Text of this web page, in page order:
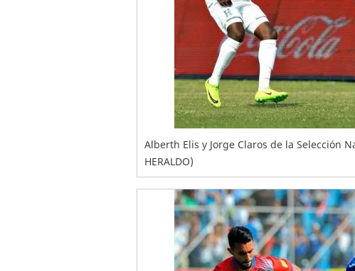
Alberth Elis y Jorge Claros de la Selección
HERALDO)